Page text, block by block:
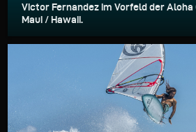
Victor Fernandez im Vorfeld der Aloha
Maui / Hawaii.